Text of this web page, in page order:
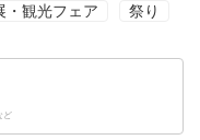
・観光フェア 祭り
ど